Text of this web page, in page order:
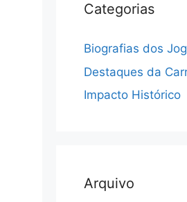
Categorias
Biografias dos
Destaques da
Impacto Histórico
Arquivo